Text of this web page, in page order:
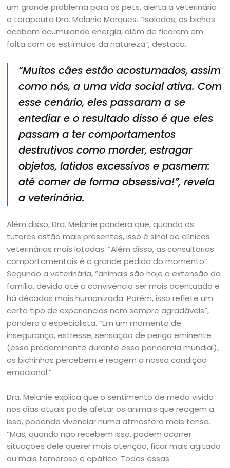
um grande problema para os pets, alerta a veterinária
e terapeuta Dra. Melanie Marques. “Isolados, os bichos
acabam acumulando energia, além de ficarem em
falta com os estímulos da natureza”, destaca.
“Muitos cães estão acostumados, assim
como nós, a uma vida social ativa. Com
esse cenário, eles passaram a se
entediar e o resultado disso é que eles
passam a ter comportamentos
destrutivos como morder, estragar
objetos, latidos excessivos e pasmem:
até comer de forma obsessiva!”, revela
a veterinária.
Além disso, Dra. Melanie pondera que, quando os
tutores estão mais presentes, isso é sinal de clínicas
veterinárias mais lotadas. “Além disso, as consultorias
comportamentais é a grande pedida do momento”.
Segundo a veterinária, “animais são hoje a extensão da
família, devido até a convivência ser mais acentuada e
há décadas mais humanizada. Porém, isso reflete um
certo tipo de experiencias nem sempre agradáveis”,
pondera a especialista. “Em um momento de
insegurança, estresse, sensação de perigo eminente
(essa predominante durante essa pandemia mundial),
os bichinhos percebem e reagem a nossa condição
emocional.”
Dra. Melanie explica que o sentimento de medo vivido
nos dias atuais pode afetar os animais que reagem a
isso, podendo vivenciar numa atmosfera mais tensa.
“Mas, quando não recebem isso, podem ocorrer
situações dele querer mais atenção, ficar mais agitado
ou mais temeroso e apático. Todas essas